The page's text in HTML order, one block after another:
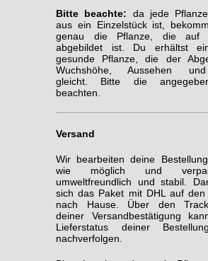
Bitte beachte: da jede
aus ein Einzelstück ist,
genau die Pflanze, die auf
abgebildet ist. Du erhältst
gesunde Pflanze, die der
Wuchshöhe, Aussehen
gleicht. Bitte die
beachten.
Versand
Wir bearbeiten deine
wie möglich und
umweltfreundlich und stabil.
sich das Paket mit DHL auf
nach Hause. Über den
deiner Versandbestätigung
Lieferstatus deiner
nachverfolgen.